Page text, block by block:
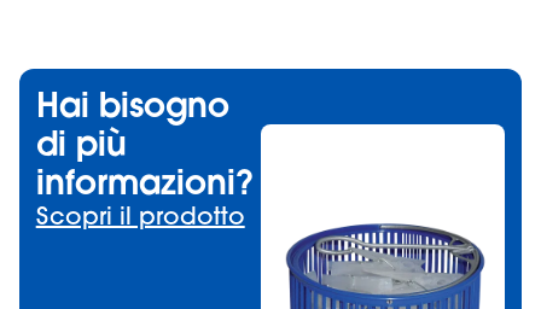
Hai bisogno
di più
informazioni?
Scopri il prodotto